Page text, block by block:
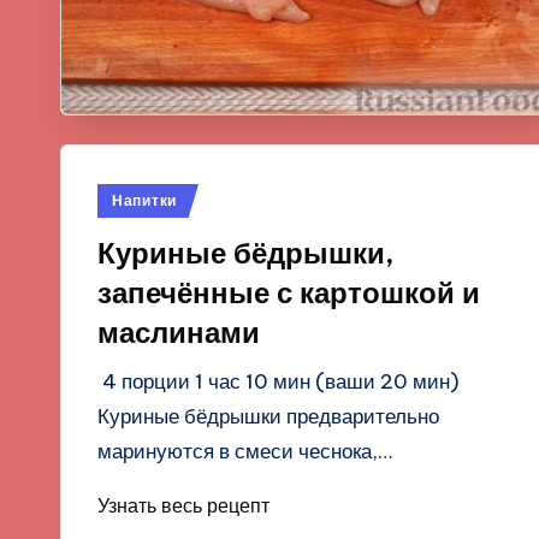
Опубликовано
Напитки
Куриные бёдрышки,
запечённые с картошкой и
маслинами
4 порции 1 час 10 мин (ваши 20 мин)
Куриные бёдрышки предварительно
маринуются в смеси чеснока,…
Узнать весь рецепт